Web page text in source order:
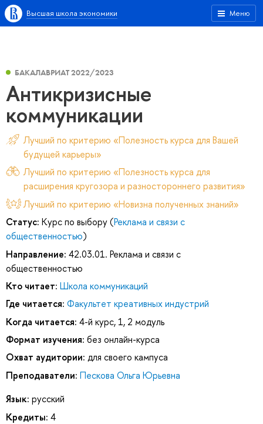
Меню
Высшая школа экономики
БАКАЛАВРИАТ 2022/2023
Антикризисные
коммуникации
Лучший по критерию «Полезность курса для Вашей
будущей карьеры»
Лучший по критерию «Полезность курса для
расширения кругозора и разностороннего развития»
Лучший по критерию «Новизна полученных знаний»
Статус: Курс по выбору (Реклама и связи с
общественностью)
Направление: 42.03.01. Реклама и связи с
общественностью
Кто читает: Школа коммуникаций
Где читается: Факультет креативных индустрий
Когда читается: 4-й курс, 1, 2 модуль
Формат изучения: без онлайн-курса
Охват аудитории: для своего кампуса
Преподаватели: Пескова Ольга Юрьевна
Язык: русский
Кредиты: 4